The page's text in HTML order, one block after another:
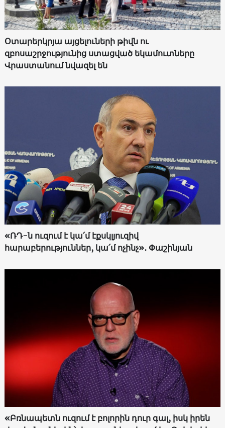
Օտարերկրյա այցելուների թիվն ու
զբոսաշրջությունից ստացված եկամուտները
Վրաստանում նվազել են
«ՌԴ-ն ուզում է կա՛մ էքսկլյուզիվ
հարաբերություններ, կա՛մ ոչինչ»․ Փաշինյան
«Բռնապետն ուզում է բոլորին դուր գալ, իսկ իրեն